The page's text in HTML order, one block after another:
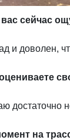
вас сейчас
и доволен,
достаточно
на